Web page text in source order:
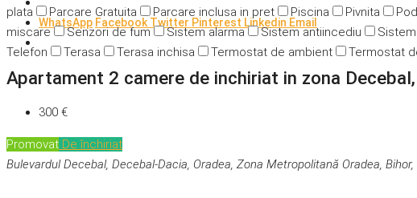
plata
Parcare Gratuita Parcare inclusa in pret Piscina Pivnita Pod
miscare
Senzori de fum Sistem alarma Sistem antiincediu
Telefon
Terasa Terasa inchisa Termostat de ambient Termostat
WhatsApp Facebook Twitter Pinterest Linkedin Email
Apartament 2 camere de inchiriat in zona
300 €
Promovat De închiriat
Bulevardul Decebal, Decebal-Dacia, Oradea, Zona Metropolitană Oradea,